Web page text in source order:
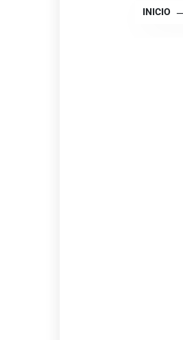
INICIO